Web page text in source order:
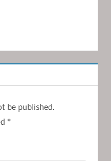
be published.
*